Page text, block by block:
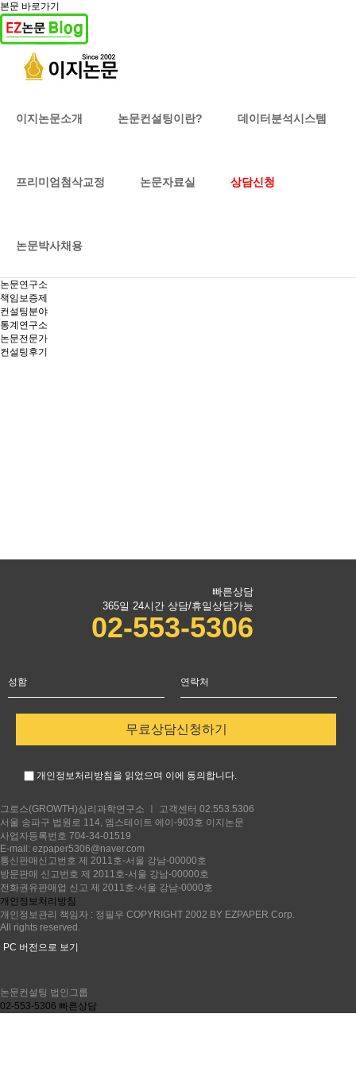
본문 바로가기
이지논문소개 논문컨설팅이란? 데이터분석시스템
프리미엄첨삭교정 논문자료실 상담신청
논문박사채용
논문연구소
책임보증제
컨설팅분야
통계연구소
논문전문가
컨설팅후기
빠른상담
365일 24시간 상담/휴일상담가능
02-553-5306
개인정보처리방침을 읽었으며 이에 동의합니다.
그로스(GROWTH)심리과학연구소 ㅣ 고객센터 02.553.5306
서울 송파구 법원로 114, 엠스테이트 에이-903호 이지논문
사업자등록번호 704-34-01519
E-mail: ezpaper5306@naver.com
통신판매신고번호 제 2011호-서울 강남-00000호
방문판매 신고번호 제 2011호-서울 강남-00000호
전화권유판매업 신고 제 2011호-서울 강남-0000호
개인정보처리방침
개인정보관리 책임자 : 정필우 COPYRIGHT 2002 BY EZPAPER Corp.
All rights reserved.
PC 버전으로 보기
논문컨설팅 법인그룹
02-553-5306 빠른상담